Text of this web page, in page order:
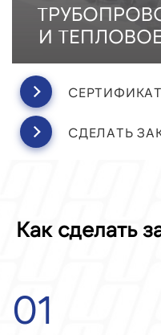
И
СДЕЛАТЬ
Как сделать
01